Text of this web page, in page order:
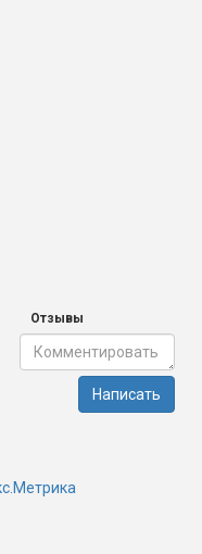
Отзывы
Написать